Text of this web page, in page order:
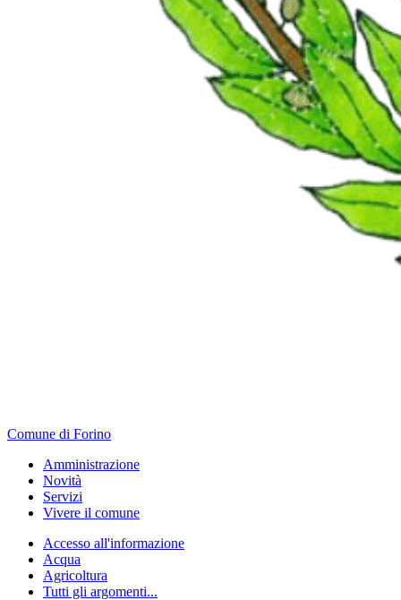
Comune di Forino
Amministrazione
Novità
Servizi
Vivere il comune
Accesso all'informazione
Acqua
Agricoltura
Tutti gli argomenti...